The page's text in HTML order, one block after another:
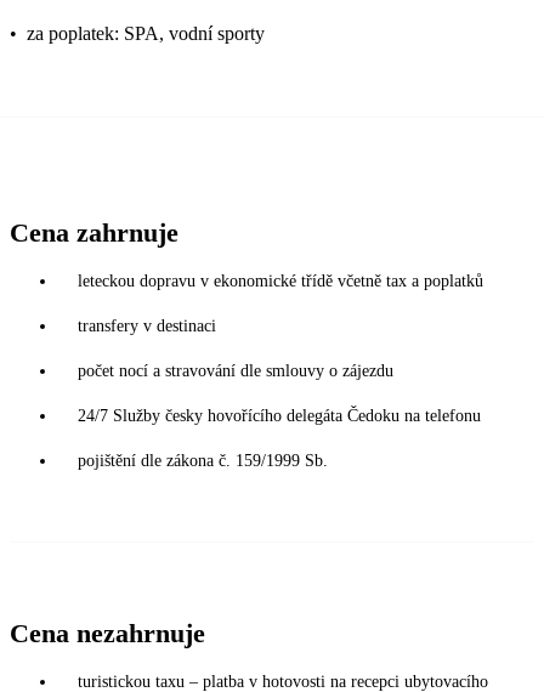
• za poplatek: SPA, vodní sporty
Cena zahrnuje
leteckou dopravu v ekonomické třídě včetně tax a poplatků
transfery v destinaci
počet nocí a stravování dle smlouvy o zájezdu
24/7 Služby česky hovořícího delegáta Čedoku na telefonu
pojištění dle zákona č. 159/1999 Sb.
Cena nezahrnuje
turistickou taxu – platba v hotovosti na recepci ubytovacího